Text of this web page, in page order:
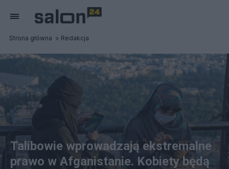
Strona główna Redakcja
Talibowie wprowadzają ekstremalne
prawo w Afganistanie. Kobiety będą